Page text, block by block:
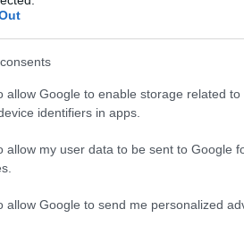
allow Google to enable storage related
identifiers in apps.
allow my user data to be sent to Google
allow Google to send me personalized